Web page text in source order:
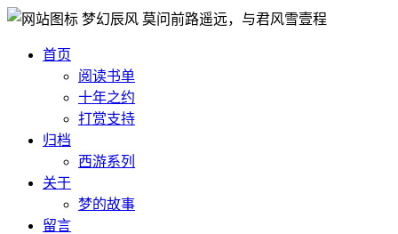
梦幻辰风 莫问前路遥远，与君风雪壹程
首页
阅读书单
十年之约
打赏支持
归档
西游系列
关于
梦的故事
留言